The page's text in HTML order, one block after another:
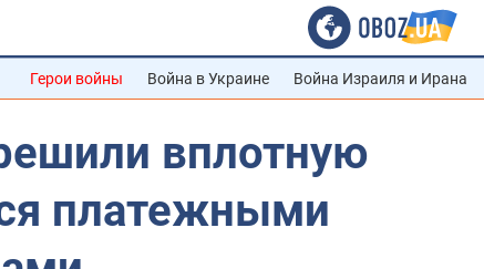
Герои войны Война в Украине Война Израиля и Ирана
вплотную
платежными